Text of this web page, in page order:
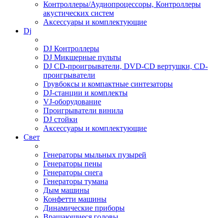
Контроллеры/Аудиопроцессоры, Контроллеры
акустических систем
Аксессуары и комплектующие
Dj
DJ Контроллеры
DJ Микшерные пульты
DJ CD-проигрыватели, DVD-CD вертушки, CD-
проигрыватели
Грувбоксы и компактные синтезаторы
DJ-станции и комплекты
VJ-оборудование
Проигрыватели винила
DJ стойки
Аксессуары и комплектующие
Свет
Генераторы мыльных пузырей
Генераторы пены
Генераторы снега
Генераторы тумана
Дым машины
Конфетти машины
Динамические приборы